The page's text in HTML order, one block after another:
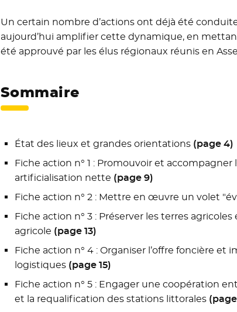
Un certain nombre d’actions ont déjà été
aujourd’hui amplifier cette dynamique, en
été approuvé par les élus régionaux réunis en
Sommaire
État des lieux et grandes orientations (page 4)
Fiche action n° 1 : Promouvoir et
artificialisation nette (page 9)
Fiche action n° 2 : Mettre en œuvre un volet
Fiche action n° 3 : Préserver les terres
agricole (page 13)
Fiche action n° 4 : Organiser l’offre foncière
logistiques (page 15)
Fiche action n° 5 : Engager une coopération
et la requalification des stations littorales (page